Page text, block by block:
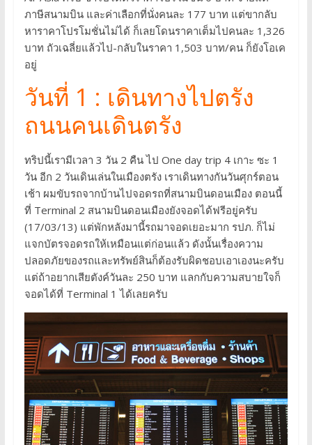
ภาษีสนามบิน และค่าเลือกที่นั่งคนละ 177 บาท แต่ขากลับ
หาราคาโปรโมชั่นไม่ได้ ก็เลยโดนราคาเต็มไปคนละ 1,326
บาท ถัวเฉลี่ยแล้วไป-กลับในราคา 1,503 บาท/คน ก็ยังโอเค
อยู่
วันที่ 1 : เดินทางไปตรัง
ถนนคนเดินตรัง
ทริปนี้เรามีเวลา 3 วัน 2 คืน ไป One day trip 4 เกาะ ซะ 1
วัน อีก 2 วันเดินเล่นในเมืองตรัง เราเดินทางกันวันศุกร์ตอน
เช้า ผมขับรถจากบ้านไปจอดรถที่สนามบินดอนเมือง ตอนนี้
ที่ Terminal 2 สนามบินดอนเมืองยังจอดได้ฟรีอยู่ครับ
(17/03/13) แต่พักหลังมานี้รถมาจอดเยอะมาก รปภ. ก็ไม่
แจกบัตรจอดรถให้เหมือนแต่ก่อนแล้ว ดังนั้นเรื่องความ
ปลอดภัยของรถและทรัพย์สินก็ต้องรับผิดชอบเอาเองนะครับ
แต่ถ้าอยากเสียตังค์วันละ 250 บาท แลกกับความสบายใจก็
จอดได้ที่ Terminal 1 ได้เลยครับ